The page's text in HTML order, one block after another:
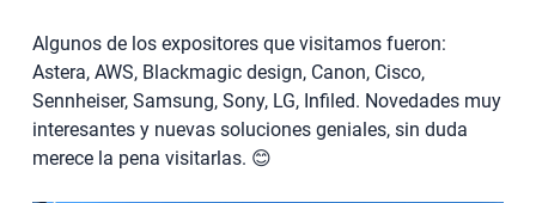
Algunos de los expositores que visitamos fueron:
Astera, AWS, Blackmagic design, Canon, Cisco,
Sennheiser, Samsung, Sony, LG, Infiled. Novedades muy
interesantes y nuevas soluciones geniales, sin duda
merece la pena visitarlas. 😊